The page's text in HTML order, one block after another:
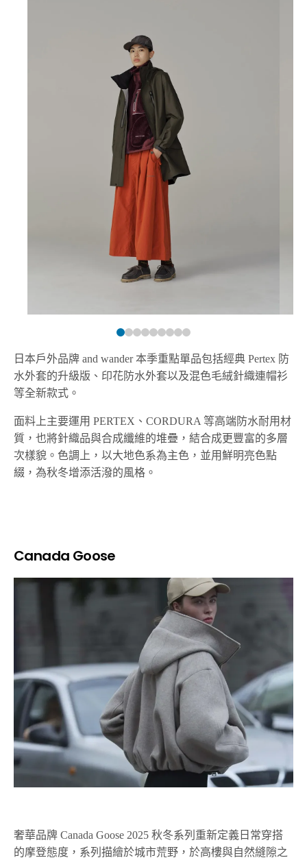
日本戶外品牌 and wander 本季重點單品包括經典 Pertex 防
水外套的升級版、印花防水外套以及混色毛絨針織連帽衫
等全新款式。
面料上主要運用 PERTEX、CORDURA 等高端防水耐用材
質，也將針織品與合成纖維的堆疊，結合成更豐富的多層
次樣貌。色調上，以大地色系為主色，並用鮮明亮色點
綴，為秋冬增添活潑的風格。
Canada Goose
奢華品牌 Canada Goose 2025 秋冬系列重新定義日常穿搭
的摩登態度，系列描繪於城市荒野，於高樓與自然縫隙之